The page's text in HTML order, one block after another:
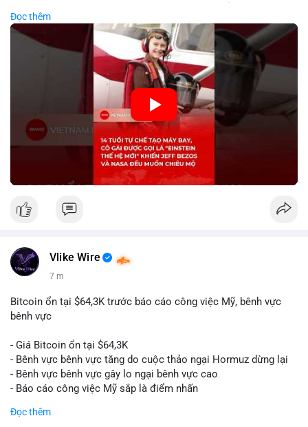
trình cô girl thiết kế, sản xuất và thử nghiệm máy bay, được
nhiều người so sánh với trí tuệ của Einstein. Thành tựu này
không chỉ thể hiện khả năng học tập nhanh chóng mà còn thể
hiện tiềm năng của thế hệ trẻ trong lĩnh vực công nghệ. Mặc dù
chưa liên quan trực tiếp đến tài chính hoặc crypto, sự phát
triển của công nghệ mới thường tạo cơ hội đầu tư hoặc ứng
dụng trong các lĩnh vực số hóa.
🎥 Xem video trực tiếp tại:
Nguồn: KIEN THUC KINH TE
Đọc thêm
Vlike Wire
7 m
Bitcoin ổn tại $64,3K trước báo cáo công việc Mỹ, bênh vực
bênh vực
- Giá Bitcoin ổn tại $64,3K
- Bênh vực bênh vực tăng do cuộc thảo ngại Hormuz dừng lại
- Bênh vực bênh vực gây lo ngại bênh vực cao
- Báo cáo công việc Mỹ sắp là điểm nhấn
$btc#btc
Đọc thêm